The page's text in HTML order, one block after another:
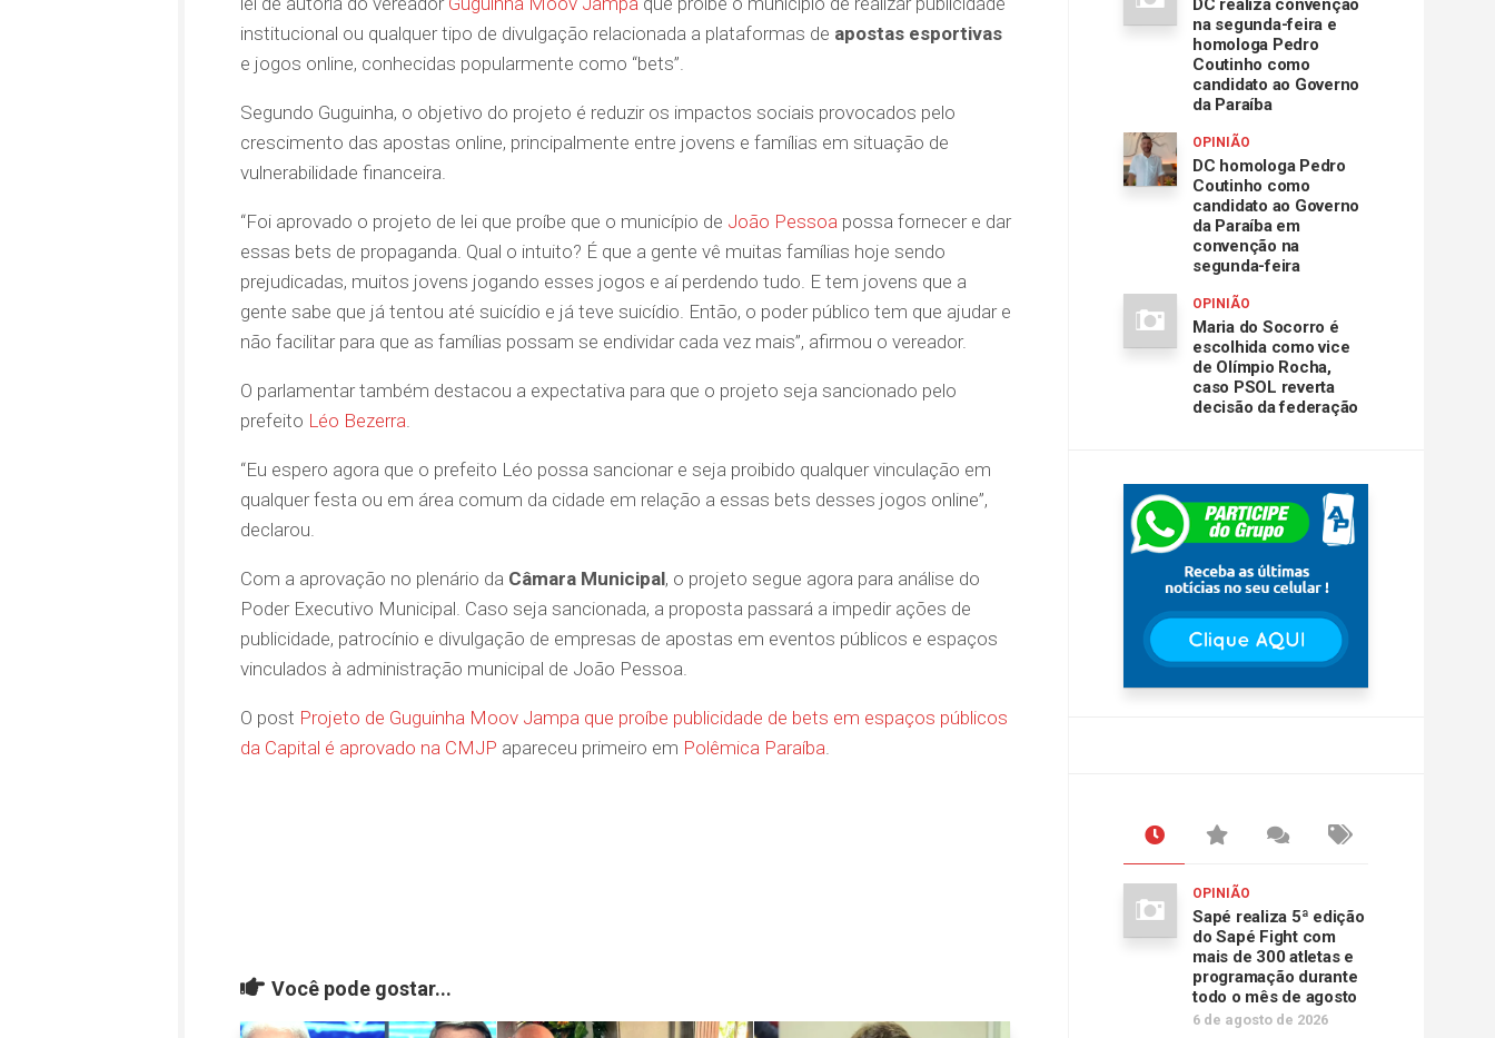
institucional ou qualquer tipo de divulgação relacionada a plataformas de apostas esportivas
e jogos online, conhecidas popularmente como “bets”.
Segundo Guguinha, o objetivo do projeto é reduzir os impactos sociais provocados pelo
crescimento das apostas online, principalmente entre jovens e famílias em situação de
vulnerabilidade financeira.
“Foi aprovado o projeto de lei que proíbe que o município de João Pessoa possa fornecer e dar
essas bets de propaganda. Qual o intuito? É que a gente vê muitas famílias hoje sendo
prejudicadas, muitos jovens jogando esses jogos e aí perdendo tudo. E tem jovens que a
gente sabe que já tentou até suicídio e já teve suicídio. Então, o poder público tem que ajudar e
não facilitar para que as famílias possam se endividar cada vez mais”, afirmou o vereador.
O parlamentar também destacou a expectativa para que o projeto seja sancionado pelo
prefeito Léo Bezerra
“Eu espero agora que o prefeito Léo possa sancionar e seja proibido qualquer vinculação em
qualquer festa ou em área comum da cidade em relação a essas bets desses jogos online”,
declarou.
Com a aprovação no plenário da Câmara Municipal, o projeto segue agora para análise do
Poder Executivo Municipal. Caso seja sancionada, a proposta passará a impedir ações de
publicidade, patrocínio e divulgação de empresas de apostas em eventos públicos e espaços
vinculados à administração municipal de João Pessoa.
O post Projeto de Guguinha Moov Jampa que proíbe publicidade de bets em espaços públicos
da Capital é aprovado na CMJP apareceu primeiro em Polêmica Paraíba
Você pode gostar...
DC realiza convenção
na segunda-feira e
homologa Pedro
Coutinho como
candidato ao Governo
da Paraíba
OPINIÃO
DC homologa Pedro
Coutinho como
candidato ao Governo
da Paraíba em
convenção na
segunda-feira
OPINIÃO
Maria do Socorro é
escolhida como vice
de Olímpio Rocha,
caso PSOL reverta
decisão da federação
OPINIÃO
Sapé realiza 5ª edição
do Sapé Fight com
mais de 300 atletas e
programação durante
todo o mês de agosto
6 de agosto de 2026